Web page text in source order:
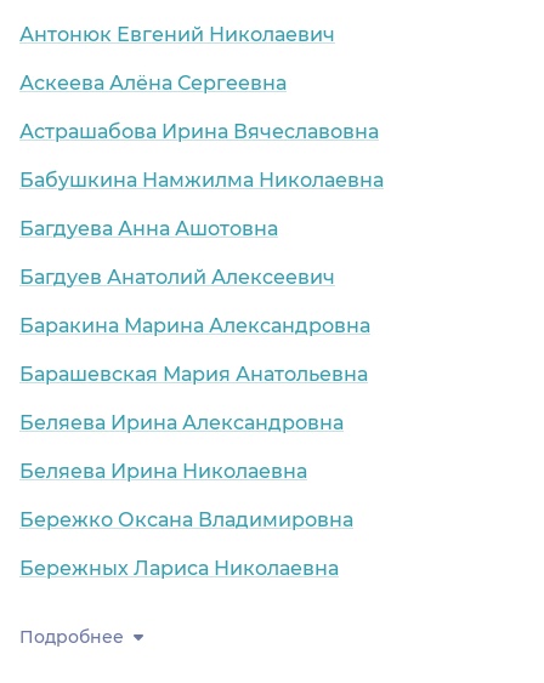
Антонюк Евгений Николаевич
Аскеева Алёна Сергеевна
Астрашабова Ирина Вячеславовна
Бабушкина Намжилма Николаевна
Багдуева Анна Ашотовна
Багдуев Анатолий Алексеевич
Баракина Марина Александровна
Барашевская Мария Анатольевна
Беляева Ирина Александровна
Беляева Ирина Николаевна
Бережко Оксана Владимировна
Бережных Лариса Николаевна
Подробнее